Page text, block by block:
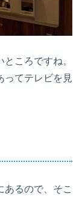
ころですね。
ってテレビを見
あるので、そこ